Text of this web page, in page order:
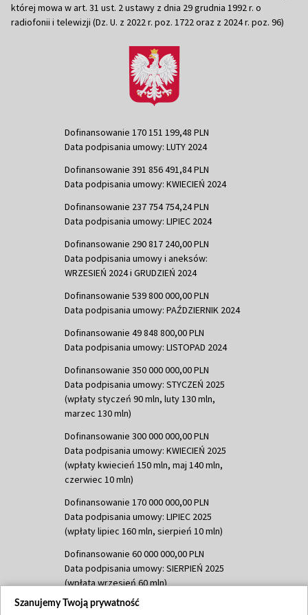
której mowa w art. 31 ust. 2 ustawy z dnia 29 grudnia 1992 r. o
radiofonii i telewizji (Dz. U. z 2022 r. poz. 1722 oraz z 2024 r. poz. 96)
Dofinansowanie 170 151 199,48 PLN
Data podpisania umowy: LUTY 2024
Dofinansowanie 391 856 491,84 PLN
Data podpisania umowy: KWIECIEŃ 2024
Dofinansowanie 237 754 754,24 PLN
Data podpisania umowy: LIPIEC 2024
Dofinansowanie 290 817 240,00 PLN
Data podpisania umowy i aneksów:
WRZESIEŃ 2024 i GRUDZIEŃ 2024
Dofinansowanie 539 800 000,00 PLN
Data podpisania umowy: PAŹDZIERNIK 2024
Dofinansowanie 49 848 800,00 PLN
Data podpisania umowy: LISTOPAD 2024
Dofinansowanie 350 000 000,00 PLN
Data podpisania umowy: STYCZEŃ 2025
(wpłaty styczeń 90 mln, luty 130 mln,
marzec 130 mln)
Dofinansowanie 300 000 000,00 PLN
Data podpisania umowy: KWIECIEŃ 2025
(wpłaty kwiecień 150 mln, maj 140 mln,
czerwiec 10 mln)
Dofinansowanie 170 000 000,00 PLN
Data podpisania umowy: LIPIEC 2025
(wpłaty lipiec 160 mln, sierpień 10 mln)
Dofinansowanie 60 000 000,00 PLN
Data podpisania umowy: SIERPIEŃ 2025
(wpłata wrzesień 60 mln)
Dofinansowanie 635 783 051,21 PLN
Szanujemy Twoją prywatność